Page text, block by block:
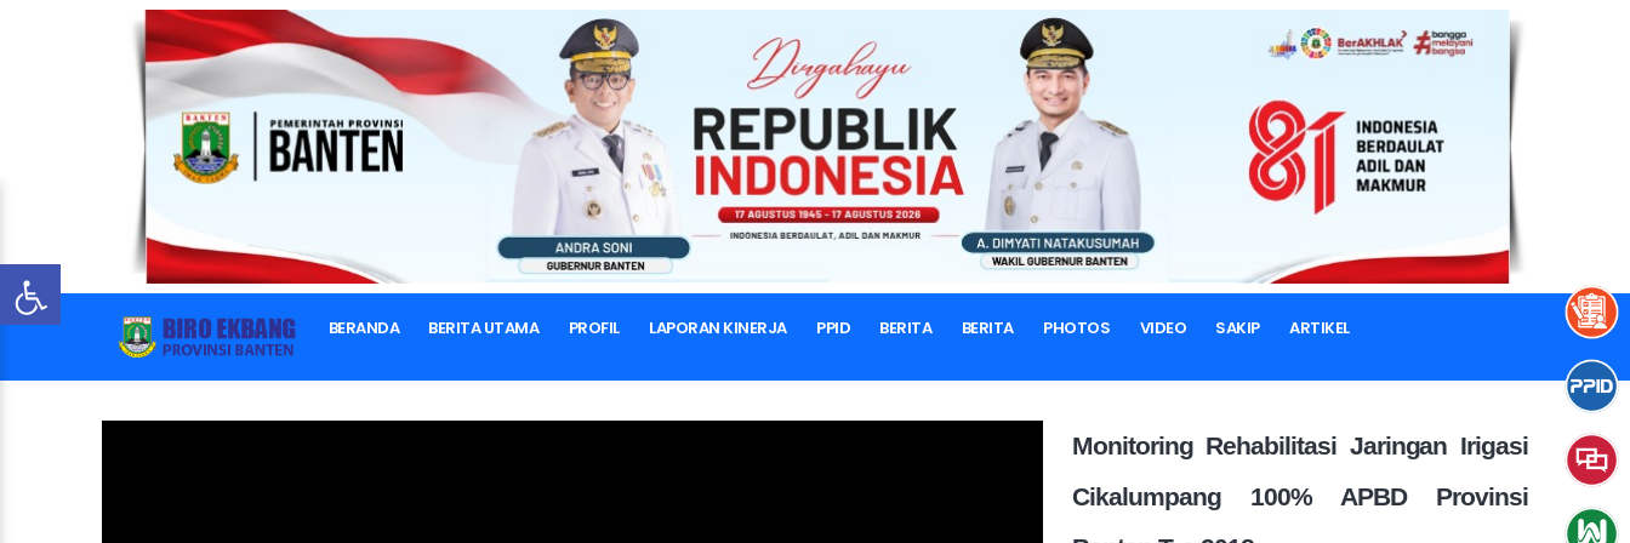
BERANDA BERITA UTAMA PROFIL LAPORAN KINERJA PPID BERITA BERITA PHOTOS VIDEO SAKIP ARTIKEL
Youtube Videos
BERANDA GALERI VIDEO
Monitoring Rehabilitasi Jaringan Irigasi
Cikalumpang 100% APBD Provinsi